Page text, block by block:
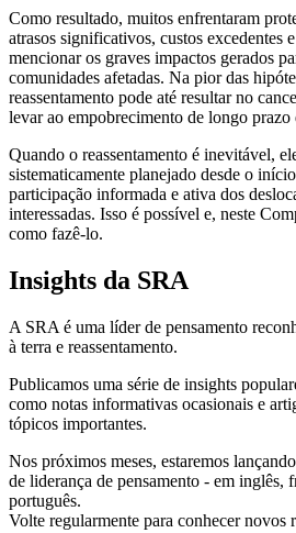
Como resultado, muitos enfrentaram
atrasos significativos, custos excedentes
mencionar os graves impactos gerados
comunidades afetadas. Na pior das
reassentamento pode até resultar no
levar ao empobrecimento de longo prazo
Quando o reassentamento é inevitável,
sistematicamente planejado desde o
participação informada e ativa dos
interessadas. Isso é possível e, neste
como fazê-lo.
Insights da SRA
A SRA é uma líder de pensamento
à terra e reassentamento.
Publicamos uma série de insights
como notas informativas ocasionais e
tópicos importantes.
Nos próximos meses, estaremos
de liderança de pensamento - em inglês,
português.
Volte regularmente para conhecer novos